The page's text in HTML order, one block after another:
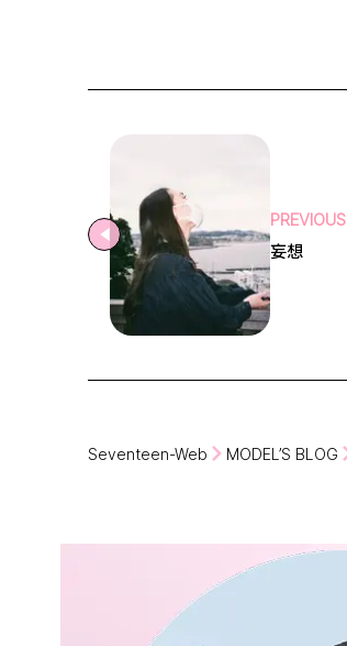
PREVIOUS
妄想
Seventeen-Web MODEL’S BLOG